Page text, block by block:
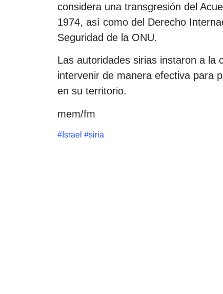
considera una transgresión del
1974, así como del Derecho
Seguridad de la ONU.
Las autoridades sirias instaron a la
intervenir de manera efectiva para
en su territorio.
mem/fm
# Israel #siria